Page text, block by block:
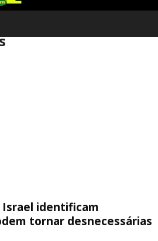
Israel identificam
tornar desnecessárias